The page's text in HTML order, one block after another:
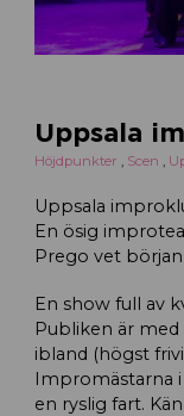
Uppsala
Höjdpunkter , Scen ,
Uppsala
En ösig
Prego vet
En show full av
Publiken är
ibland (högst
Impromästarna
en ryslig fart.